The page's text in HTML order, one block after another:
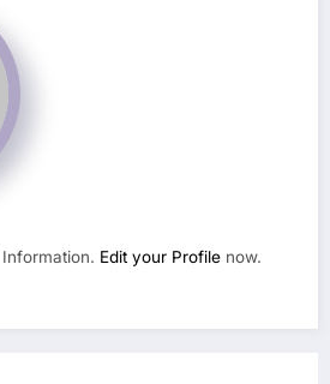
Edit your Profile now.